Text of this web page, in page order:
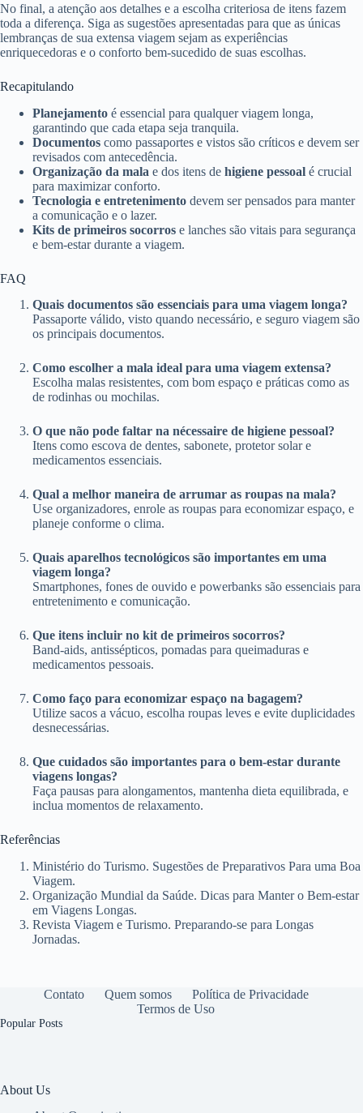
No final, a atenção aos detalhes e a escolha criteriosa de itens fazem
toda a diferença. Siga as sugestões apresentadas para que as únicas
lembranças de sua extensa viagem sejam as experiências
enriquecedoras e o conforto bem-sucedido de suas escolhas.
Recapitulando
Planejamento é essencial para qualquer viagem longa,
garantindo que cada etapa seja tranquila.
Documentos como passaportes e vistos são críticos e devem ser
revisados com antecedência.
Organização da mala e dos itens de higiene pessoal é crucial
para maximizar conforto.
Tecnologia e entretenimento devem ser pensados para manter
a comunicação e o lazer.
Kits de primeiros socorros e lanches são vitais para segurança
e bem-estar durante a viagem.
FAQ
Quais documentos são essenciais para uma viagem longa?
Passaporte válido, visto quando necessário, e seguro viagem são
os principais documentos.
Como escolher a mala ideal para uma viagem extensa?
Escolha malas resistentes, com bom espaço e práticas como as
de rodinhas ou mochilas.
O que não pode faltar na nécessaire de higiene pessoal?
Itens como escova de dentes, sabonete, protetor solar e
medicamentos essenciais.
Qual a melhor maneira de arrumar as roupas na mala?
Use organizadores, enrole as roupas para economizar espaço, e
planeje conforme o clima.
Quais aparelhos tecnológicos são importantes em uma
viagem longa?
Smartphones, fones de ouvido e powerbanks são essenciais para
entretenimento e comunicação.
Que itens incluir no kit de primeiros socorros?
Band-aids, antissépticos, pomadas para queimaduras e
medicamentos pessoais.
Como faço para economizar espaço na bagagem?
Utilize sacos a vácuo, escolha roupas leves e evite duplicidades
desnecessárias.
Que cuidados são importantes para o bem-estar durante
viagens longas?
Faça pausas para alongamentos, mantenha dieta equilibrada, e
inclua momentos de relaxamento.
Referências
Ministério do Turismo. Sugestões de Preparativos Para uma Boa
Viagem.
Organização Mundial da Saúde. Dicas para Manter o Bem-estar
em Viagens Longas.
Revista Viagem e Turismo. Preparando-se para Longas
Jornadas.
Contato Quem somos
Política de Privacidade
Termos de Uso
Popular Posts
About Us